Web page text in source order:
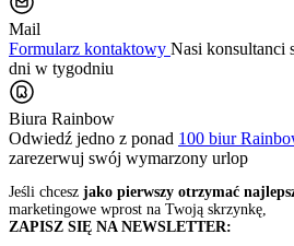
Mail
Formularz kontaktowy Nasi konsultanci
dni w tygodniu
Biura Rainbow
Odwiedź jedno z ponad 100 biur
zarezerwuj swój wymarzony urlop
Jeśli chcesz jako pierwszy otrzymać
marketingowe wprost na Twoją skrzynkę,
ZAPISZ SIĘ NA NEWSLETTER: